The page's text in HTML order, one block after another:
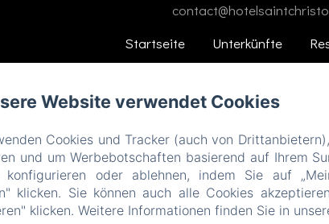
Startseite
Unterkünfte
Powered mit
Website verwendet Cookies
Cookies und Tracker (auch von
und um Werbebotschaften basierend auf Ihrem
konfigurieren oder ablehnen, indem Sie auf
klicken. Sie können auch alle Cookies
klicken. Weitere Informationen finden Sie in